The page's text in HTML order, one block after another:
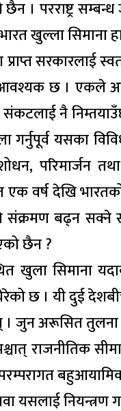
छैन । परराष्ट्र
खुल्ला सिमाना
सरकारलाई
छ । एकले
नै निम्तयाउँछ
गर्नुपूर्व यसका
परिमार्जन
एक वर्ष देखि
संक्रमण बढ्न सक्ने
छैन ?
खुला सिमाना
छ । यी दुई
जुन अरूसित तुलना
राजनीतिक
यसलाई नियन्त्रण